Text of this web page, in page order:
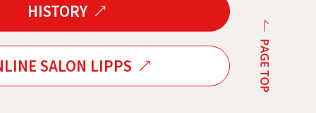
HISTORY
SALON LIPPS